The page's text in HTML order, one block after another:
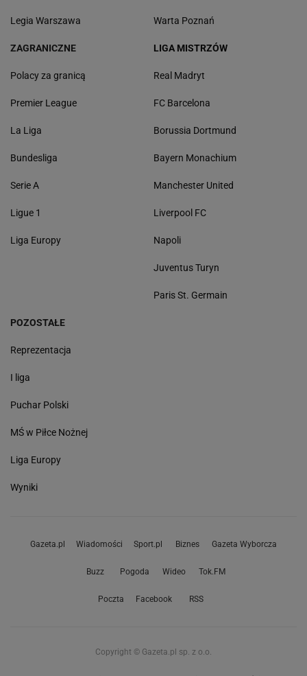
Legia Warszawa Warta Poznań
ZAGRANICZNE
Polacy za granicą
Premier League
La Liga
Bundesliga
Serie A
Ligue 1
Liga Europy
LIGA MISTRZÓW
Real Madryt
FC Barcelona
Borussia Dortmund
Bayern Monachium
Manchester United
Liverpool FC
Napoli
Juventus Turyn
Paris St. Germain
POZOSTAŁE
Reprezentacja
I liga
Puchar Polski
MŚ w Piłce Nożnej
Liga Europy
Wyniki
Gazeta.pl Wiadomości Sport.pl Biznes Gazeta Wyborcza
Buzz Pogoda Wideo Tok.FM
Poczta Facebook RSS
Copyright © Gazeta.pl sp. z o.o.